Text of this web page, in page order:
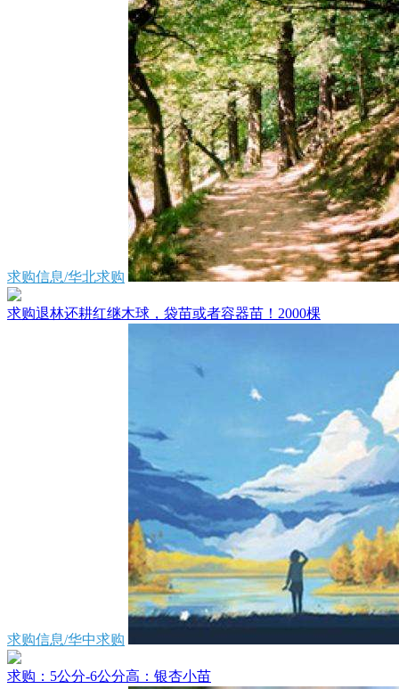
求购信息/华北求购
求购退林还耕红继木球，袋苗或者容器苗！2000棵
求购信息/华中求购
求购：5公分-6公分高：银杏小苗